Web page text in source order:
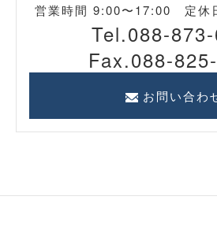
営業時間 9:00〜17:00 定休
Tel.088-
Fax.088-
お問い合わ